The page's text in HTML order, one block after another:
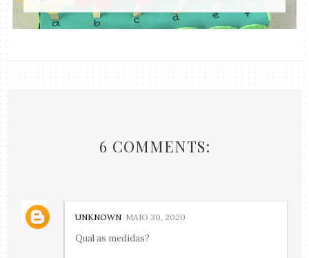
6 COMMENTS:
UNKNOWN MAIO 30, 2020
Qual as medidas?